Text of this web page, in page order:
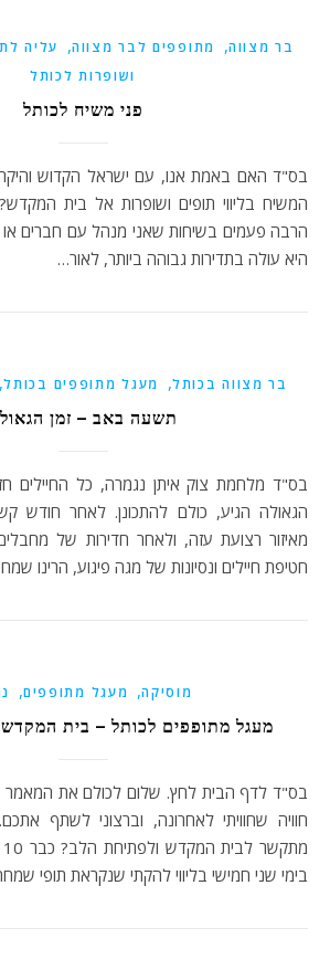
בר מצווה, מתופפים לבר מצווה, עליה
ושופרות לכותל
פני משיח לכותל
בס"ד האם באמת אנו, עם ישראל הקדוש והיקר מוכנים לקבל את פני
המשיח בליווי תופים ושופרות אל בית
הרבה פעמים בשיחות שאני מנהל עם חברים
היא עולה בתדירות גבוהה ביותר, לאור…
בר מצווה בכותל, מעגל מתופפים בכותל,
תשעה באב – זמן
בס"ד מלחמת צוק איתן נגמרה, כל החיילים חזרו לביתם לשלום, זמן
הגאולה הגיע, כולם להתכונן. לאחר חודש
מאיזור רצועת עזה, ולאחר חדירות של מחבלים
חטיפת חיילים ונסיונות של מגה פיגוע, הרינו
מוסיקה, מעגל מתופפים,
מעגל מתופפים לכותל – בית
בס"ד לדף הבית לחץ. שלום לכולם את המאמר הזה אני כותב בעקבות
חוויה שחוויתי לאחרונה, וברצוני לשתף
בימי שני חמישי בליווי להקתי שנקראת תופי